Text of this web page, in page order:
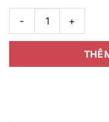
Gọng kính EXFASH